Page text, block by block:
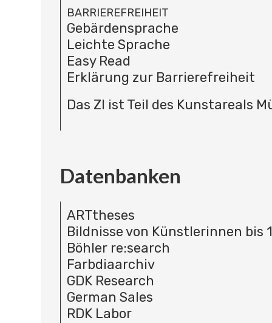
BARRIEREFREIHEIT
Gebärdensprache
Leichte Sprache
Easy Read
Erklärung zur Barrierefreiheit
Das ZI ist Teil des Kunstareals
Datenbanken
ARTtheses
Bildnisse von Künstlerinnen bis
Böhler re:search
Farbdiaarchiv
GDK Research
German Sales
RDK Labor